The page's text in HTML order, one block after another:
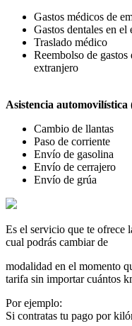
Gastos médicos de
Gastos dentales en el
Traslado médico
Reembolso de
extranjero
Asistencia automovilística
Cambio de llantas
Paso de corriente
Envío de gasolina
Envío de cerrajero
Envío de grúa
Es el servicio que te ofrece
cual podrás cambiar de
modalidad en el momento
tarifa sin importar cuántos
Por ejemplo:
Si contratas tu pago por